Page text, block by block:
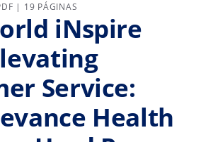
| 19 PÁGINAS
iNspire
Service:
Health